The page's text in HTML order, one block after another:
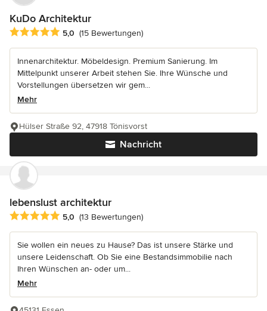
KuDo Architektur
Durchschnittliche Bewertung: 5 von 5 Sternen
5,0 (15 Bewertungen)
Innenarchitektur. Möbeldesign. Premium Sanierung. Im
Mittelpunkt unserer Arbeit stehen Sie. Ihre Wünsche und
Vorstellungen übersetzen wir gem...
Mehr
Nachricht
Hülser Straße 92, 47918 Tönisvorst
lebenslust architektur
Durchschnittliche Bewertung: 5 von 5 Sternen
5,0 (13 Bewertungen)
Sie wollen ein neues zu Hause? Das ist unsere Stärke und
unsere Leidenschaft. Ob Sie eine Bestandsimmobilie nach
Ihren Wünschen an- oder um...
Mehr